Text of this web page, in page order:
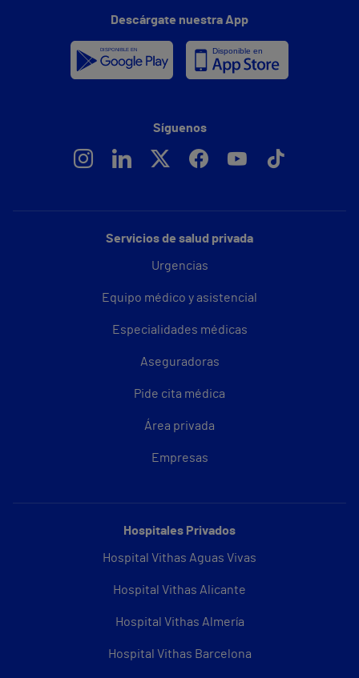
Servicios de salud privada
Urgencias
Equipo médico y asistencial
Especialidades médicas
Aseguradoras
Pide cita médica
Área privada
Empresas
Hospitales Privados
Hospital Vithas Aguas Vivas
Hospital Vithas Alicante
Hospital Vithas Almería
Hospital Vithas Barcelona
Descárgate nuestra App
Síguenos